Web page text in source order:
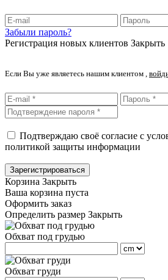
Забыли пароль?
Регистрация новых клиентов Закрыть
Если Вы уже являетесь нашим клиентом ,
Подтверждаю своё согласие с
политикой защиты информации
Зарегистрироваться
Корзина Закрыть
Ваша корзина пуста
Оформить заказ
Определить размер Закрыть
Обхват под грудью
Обхват груди